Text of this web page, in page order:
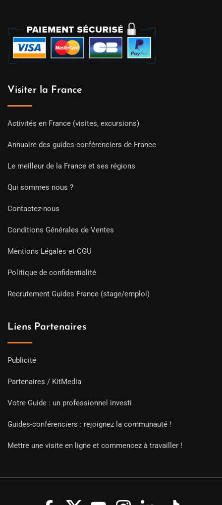
Visiter la France
Activités en France (visites, excursions)
Annuaire des guides-conférenciers de France
Le meilleur de la France et ses régions
Qui sommes nous ?
Contactez-nous
Conditions Générales de Ventes
Mentions Légales et CGU
Politique de confidentialité
Recrutement Guides France (stage/emploi)
Liens Partenaires
Publicité
Partenaires / KitMedia
Votre Guide : un professionnel investi
Guides-conférenciers : rejoignez la communauté !
Mettre une visite en ligne et commencez à travailler !